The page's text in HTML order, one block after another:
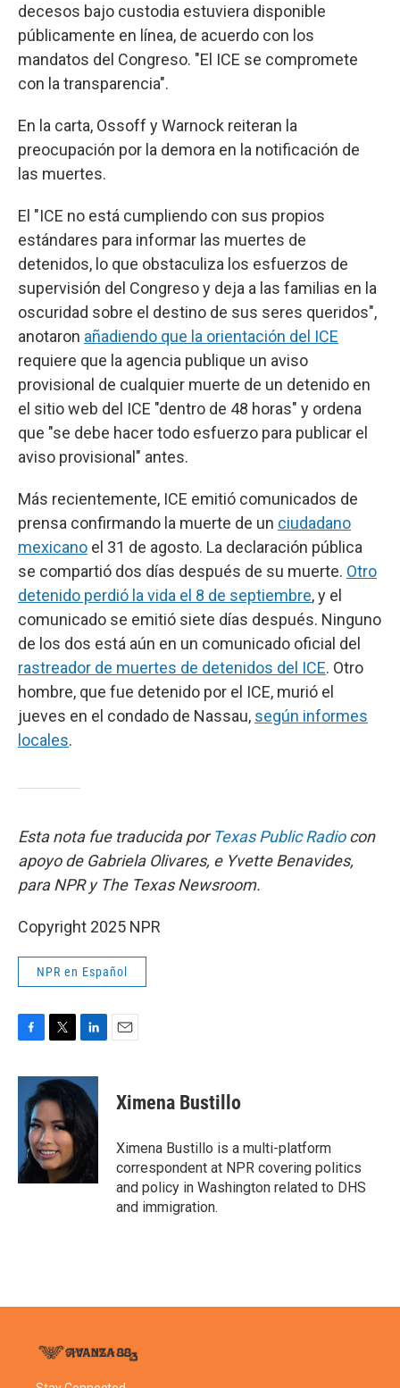
decesos bajo custodia estuviera disponible
públicamente en línea, de acuerdo con los
mandatos del Congreso. "El ICE se compromete
con la transparencia".
En la carta, Ossoff y Warnock reiteran la
preocupación por la demora en la notificación de
las muertes.
El "ICE no está cumpliendo con sus propios
estándares para informar las muertes de
detenidos, lo que obstaculiza los esfuerzos de
supervisión del Congreso y deja a las familias en la
oscuridad sobre el destino de sus seres queridos",
anotaron añadiendo que la orientación del ICE
requiere que la agencia publique un aviso
provisional de cualquier muerte de un detenido en
el sitio web del ICE "dentro de 48 horas" y ordena
que "se debe hacer todo esfuerzo para publicar el
aviso provisional" antes.
Más recientemente, ICE emitió comunicados de
prensa confirmando la muerte de un ciudadano
mexicano el 31 de agosto. La declaración pública
se compartió dos días después de su muerte. Otro
detenido perdió la vida el 8 de septiembre, y el
comunicado se emitió siete días después. Ninguno
de los dos está aún en un comunicado oficial del
rastreador de muertes de detenidos del ICE. Otro
hombre, que fue detenido por el ICE, murió el
jueves en el condado de Nassau, según informes
locales.
Esta nota fue traducida por Texas Public Radiocon
apoyo de Gabriela Olivares, e Yvette Benavides,
para NPR y The Texas Newsroom.
Copyright 2025 NPR
NPR en Español
c
o
o
k
i
t
e
r
n
k
e
d
I
Ximena Bustillo
Ximena Bustillo is a multi-platform
correspondent at NPR covering politics
and policy in Washington related to DHS
and immigration.